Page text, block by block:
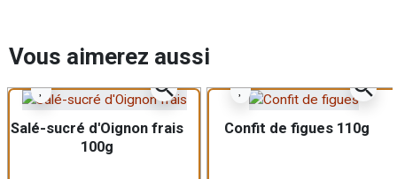
Vous aimerez aussi
zoom_in
Salé-sucré d'Oignon frais
100g
zoom_in
Confit de figues 110g